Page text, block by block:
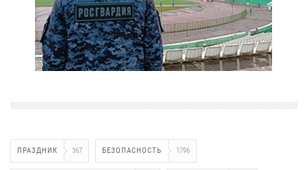
ПРАЗДНИК 367 БЕЗОПАСНОСТЬ 1796